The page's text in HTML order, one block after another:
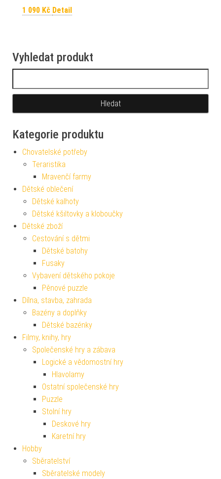
1 090 Kč Detail
Vyhledat produkt
Kategorie produktu
Chovatelské potřeby
Teraristika
Mravenčí farmy
Dětské oblečení
Dětské kalhoty
Dětské kšiltovky a kloboučky
Dětské zboží
Cestování s dětmi
Dětské batohy
Fusaky
Vybavení dětského pokoje
Pěnové puzzle
Dílna, stavba, zahrada
Bazény a doplňky
Dětské bazénky
Filmy, knihy, hry
Společenské hry a zábava
Logické a vědomostní hry
Hlavolamy
Ostatní společenské hry
Puzzle
Stolní hry
Deskové hry
Karetní hry
Hobby
Sběratelství
Sběratelské modely